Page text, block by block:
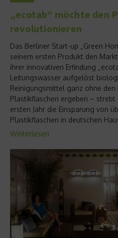
„ecotab“ möchte den
revolutionieren
Das Berliner Start-up „Green
seinem ersten Produkt den
ihrer innovativen Erfindung
Leitungswasser aufgelöst
Reinigungsmittel ganz ohne den
Plastikflaschen ergeben – strebt
ersten Jahr die Einsparung von
Plastikflaschen in deutschen
Weiterlesen